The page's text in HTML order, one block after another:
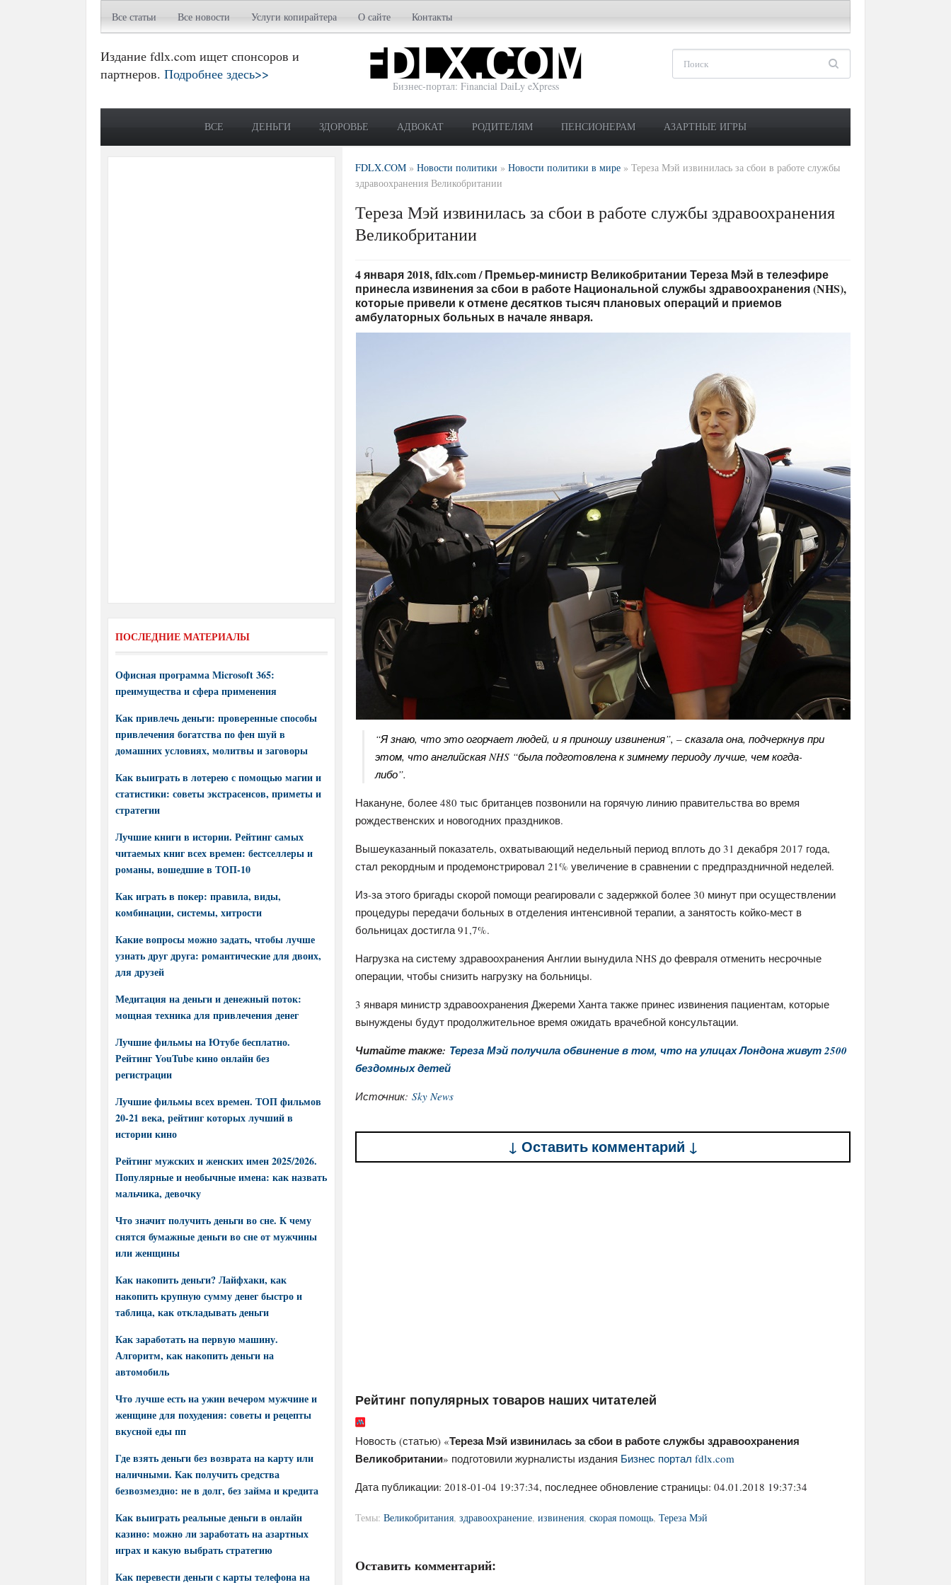
Все статьи Все новости Услуги копирайтера О сайте Контакты
Издание fdlx.com ищет спонсоров и
партнеров. Подробнее здесь>>
Бизнес-портал: Financial DaiLy eXpress
ВСЕ ДЕНЬГИ ЗДОРОВЬЕ АДВОКАТ РОДИТЕЛЯМ ПЕНСИОНЕРАМ АЗАРТНЫЕ ИГРЫ
FDLX.COM » Новости политики » Новости политики в мире » Тереза Мэй извинилась за сбои в работе службы
здравоохранения Великобритании
Тереза Мэй извинилась за сбои в работе службы здравоохранения
Великобритании
4 января 2018, fdlx.com / Премьер-министр Великобритании Тереза Мэй в телеэфире
принесла извинения за сбои в работе Национальной службы здравоохранения (NHS),
которые привели к отмене десятков тысяч плановых операций и приемов
амбулаторных больных в начале января.
“Я знаю, что это огорчает людей, и я приношу извинения”, – сказала она, подчеркнув при
этом, что английская NHS “была подготовлена к зимнему периоду лучше, чем когда-
либо”.
Накануне, более 480 тыс британцев позвонили на горячую линию правительства во время
рождественских и новогодних праздников.
Вышеуказанный показатель, охватывающий недельный период вплоть до 31 декабря 2017 года,
стал рекордным и продемонстрировал 21% увеличение в сравнении с предпраздничной неделей.
Из-за этого бригады скорой помощи реагировали с задержкой более 30 минут при осуществлении
процедуры передачи больных в отделения интенсивной терапии, а занятость койко-мест в
больницах достигла 91,7%.
Нагрузка на систему здравоохранения Англии вынудила NHS до февраля отменить несрочные
операции, чтобы снизить нагрузку на больницы.
3 января министр здравоохранения Джереми Ханта также принес извинения пациентам, которые
вынуждены будут продолжительное время ожидать врачебной консультации.
Читайте также: Тереза Мэй получила обвинение в том, что на улицах Лондона живут 2500
бездомных детей
Источник: Sky News
↓ Оставить комментарий ↓
Рейтинг популярных товаров наших читателей
Новость (статью) «Тереза Мэй извинилась за сбои в работе службы здравоохранения
Великобритании» подготовили журналисты издания Бизнес портал fdlx.com
Дата публикации: 2018-01-04 19:37:34, последнее обновление страницы: 04.01.2018 19:37:34
Темы: Великобритания, здравоохранение, извинения, скорая помощь, Тереза Мэй
Оставить комментарий:
ПОСЛЕДНИЕ МАТЕРИАЛЫ
Офисная программа Microsoft 365:
преимущества и сфера применения
Как привлечь деньги: проверенные способы
привлечения богатства по фен шуй в
домашних условиях, молитвы и заговоры
Как выиграть в лотерею с помощью магии и
статистики: советы экстрасенсов, приметы и
стратегии
Лучшие книги в истории. Рейтинг самых
читаемых книг всех времен: бестселлеры и
романы, вошедшие в ТОП-10
Как играть в покер: правила, виды,
комбинации, системы, хитрости
Какие вопросы можно задать, чтобы лучше
узнать друг друга: романтические для двоих,
для друзей
Медитация на деньги и денежный поток:
мощная техника для привлечения денег
Лучшие фильмы на Ютубе бесплатно.
Рейтинг YouTube кино онлайн без
регистрации
Лучшие фильмы всех времен. ТОП фильмов
20-21 века, рейтинг которых лучший в
истории кино
Рейтинг мужских и женских имен 2025/2026.
Популярные и необычные имена: как назвать
мальчика, девочку
Что значит получить деньги во сне. К чему
снятся бумажные деньги во сне от мужчины
или женщины
Как накопить деньги? Лайфхаки, как
накопить крупную сумму денег быстро и
таблица, как откладывать деньги
Как заработать на первую машину.
Алгоритм, как накопить деньги на
автомобиль
Что лучше есть на ужин вечером мужчине и
женщине для похудения: советы и рецепты
вкусной еды пп
Где взять деньги без возврата на карту или
наличными. Как получить средства
безвозмездно: не в долг, без займа и кредита
Как выиграть реальные деньги в онлайн
казино: можно ли заработать на азартных
играх и какую выбрать стратегию
Как перевести деньги с карты телефона на